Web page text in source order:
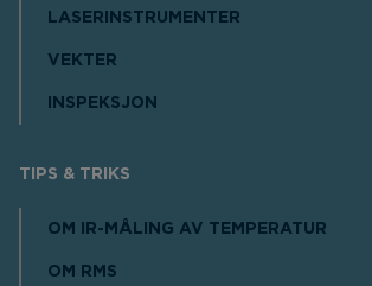
LASERINSTRUMENTER
VEKTER
INSPEKSJON
TIPS & TRIKS
OM IR-MÅLING AV TEMPERATUR
OM RMS